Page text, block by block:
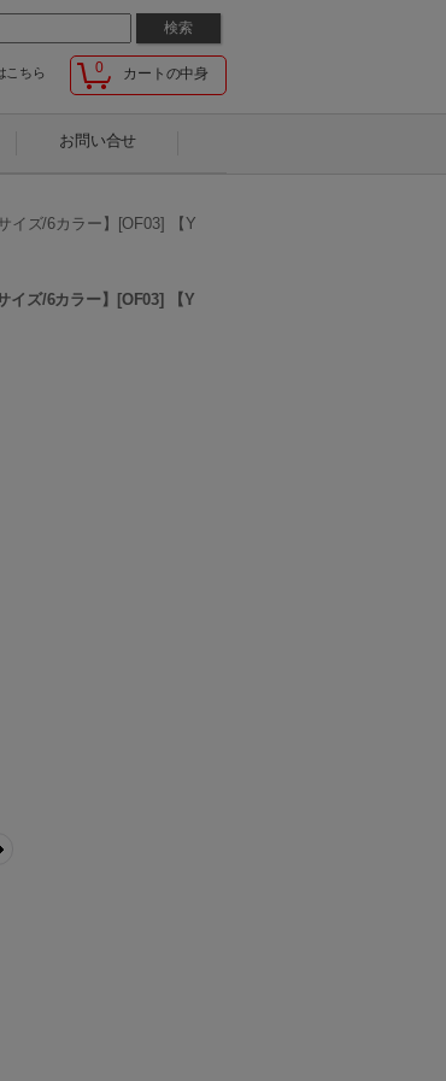
0 カートの中身
こちら
お問い合せ
イズ/6カラー】[OF03] 【Y
イズ/6カラー】[OF03] 【Y